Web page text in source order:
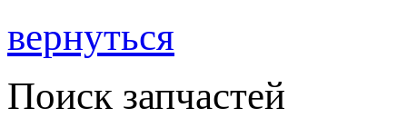
вернуться
Поиск запчастей